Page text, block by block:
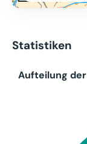
Statistiken
Aufteilung